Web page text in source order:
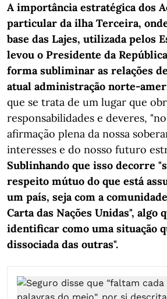
A importância estratégica dos
particular da ilha Terceira,
base das Lajes, utilizada pelos
levou o Presidente da
forma subliminar as relações
atual administração norte-
que se trata de um lugar que
responsabilidades e deveres,
afirmação plena da nossa
interesses e do nosso futuro
Sublinhando que isso decorre
respeito mútuo do que está
um país, seja com a
Carta das Nações Unidas", algo
identificar como uma situação
dissociada das outras".